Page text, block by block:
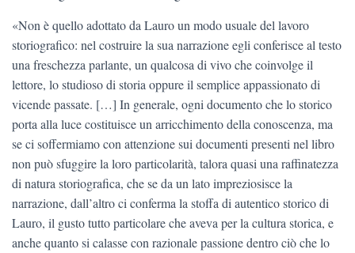
«Non è quello adottato da Lauro un modo usuale del lavoro
storiografico: nel costruire la sua narrazione egli conferisce al testo
una freschezza parlante, un qualcosa di vivo che coinvolge il
lettore, lo studioso di storia oppure il semplice appassionato di
vicende passate. […] In generale, ogni documento che lo storico
porta alla luce costituisce un arricchimento della conoscenza, ma
se ci soffermiamo con attenzione sui documenti presenti nel libro
non può sfuggire la loro particolarità, talora quasi una raffinatezza
di natura storiografica, che se da un lato impreziosisce la
narrazione, dall’altro ci conferma la stoffa di autentico storico di
Lauro, il gusto tutto particolare che aveva per la cultura storica, e
anche quanto si calasse con razionale passione dentro ciò che lo